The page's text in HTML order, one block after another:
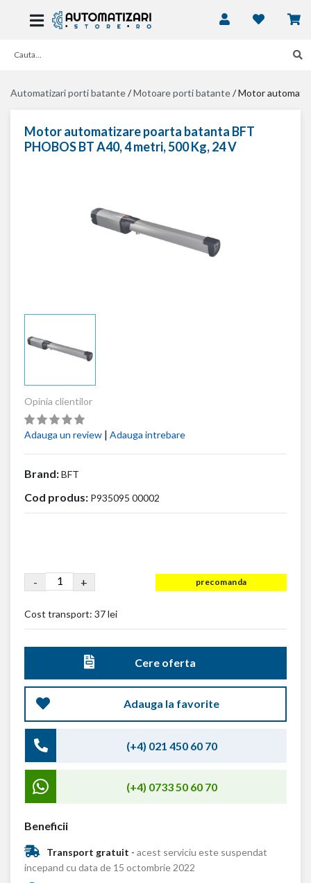
Automatizari porti batante/Motoare porti batante/Motor
Motor automatizare poarta batanta BFT
PHOBOS BT A40, 4 metri, 500 Kg, 24 V
Opinia clientilor
Adauga un review | Adauga intrebare
Brand:BFT
Cod produs: P935095 00002
- + precomanda
Cost transport: 37 lei
Cere oferta
Adauga la favorite
(+4) 021 450 60 70
(+4) 0733 50 60 70
Beneficii
Transport gratuit - acest serviciu este suspendat
incepand cu data de 15 octombrie 2022